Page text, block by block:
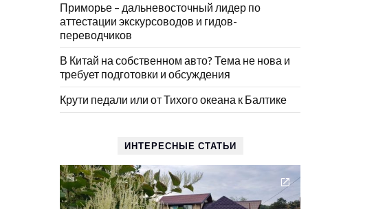
Приморье – дальневосточный лидер по
аттестации экскурсоводов и гидов-
переводчиков
В Китай на собственном авто? Тема не нова и
требует подготовки и обсуждения
Крути педали или от Тихого океана к Балтике
ИНТЕРЕСНЫЕ СТАТЬИ